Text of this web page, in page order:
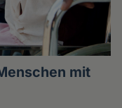
mit